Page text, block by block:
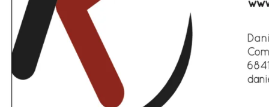
Frontal Sobre Kalez Kale